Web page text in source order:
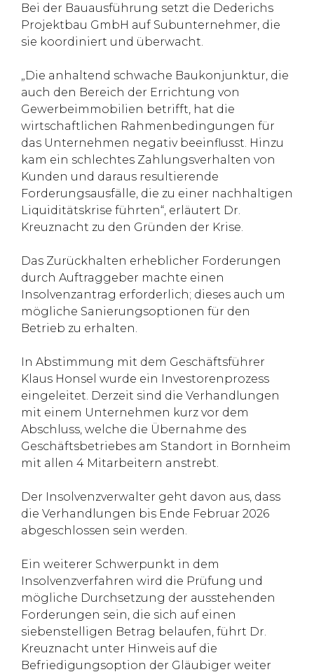
Bei der Bauausführung setzt die Dederichs
Projektbau GmbH auf Subunternehmer, die
sie koordiniert und überwacht.
„Die anhaltend schwache Baukonjunktur, die
auch den Bereich der Errichtung von
Gewerbeimmobilien betrifft, hat die
wirtschaftlichen Rahmenbedingungen für
das Unternehmen negativ beeinflusst. Hinzu
kam ein schlechtes Zahlungsverhalten von
Kunden und daraus resultierende
Forderungsausfälle, die zu einer nachhaltigen
Liquiditätskrise führten“, erläutert Dr.
Kreuznacht zu den Gründen der Krise.
Das Zurückhalten erheblicher Forderungen
durch Auftraggeber machte einen
Insolvenzantrag erforderlich; dieses auch um
mögliche Sanierungsoptionen für den
Betrieb zu erhalten.
In Abstimmung mit dem Geschäftsführer
Klaus Honsel wurde ein Investorenprozess
eingeleitet. Derzeit sind die Verhandlungen
mit einem Unternehmen kurz vor dem
Abschluss, welche die Übernahme des
Geschäftsbetriebes am Standort in Bornheim
mit allen 4 Mitarbeitern anstrebt.
Der Insolvenzverwalter geht davon aus, dass
die Verhandlungen bis Ende Februar 2026
abgeschlossen sein werden.
Ein weiterer Schwerpunkt in dem
Insolvenzverfahren wird die Prüfung und
mögliche Durchsetzung der ausstehenden
Forderungen sein, die sich auf einen
siebenstelligen Betrag belaufen, führt Dr.
Kreuznacht unter Hinweis auf die
Befriedigungsoption der Gläubiger weiter